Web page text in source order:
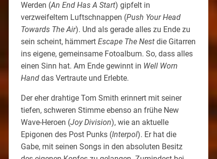
Werden (An End Has A Start) gipfelt in
verzweifeltem Luftschnappen (Push Your Head
Towards The Air). Und als gerade alles zu Ende zu
sein scheint, hämmert Escape The Nestdie Gitarren
ins eigene, gemeinsame Fotoalbum. So, dass alles
einen Sinn hat. Am Ende gewinnt in Well Worn
Handdas Vertraute und Erlebte.
Der eher drahtige Tom Smith erinnert mit seiner
tiefen, schweren Stimme ebenso an frühe New
Wave-Heroen (Joy Division), wie an aktuelle
Epigonen des Post Punks (Interpol). Er hat die
Gabe, mit seinen Songs in den absoluten Besitz